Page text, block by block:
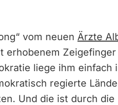
vom neuenÄrzte
erhobenem Zeigefinger
liege ihm einfach
regierte
Und die ist durch die